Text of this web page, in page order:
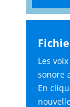
Les
sonore
En